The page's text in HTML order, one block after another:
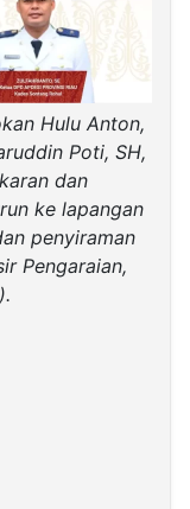
Hulu Anton,
Poti, SH,
dan
ke lapangan
penyiraman
Pengaraian,